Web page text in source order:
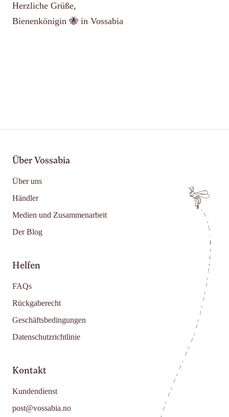
Herzliche Grüße,
Bienenkönigin 🐝 in Vossabia
Über Vossabia
Über uns
Händler
Medien und Zusammenarbeit
Der Blog
Helfen
FAQs
Rückgaberecht
Geschäftsbedingungen
Datenschutzrichtlinie
Kontakt
Kundendienst
post@vossabia.no